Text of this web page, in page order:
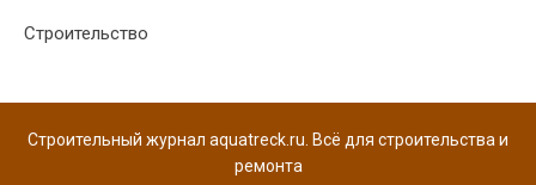
Строительство
Строительный журнал aquatreck.ru. Всё для строительства и
ремонта